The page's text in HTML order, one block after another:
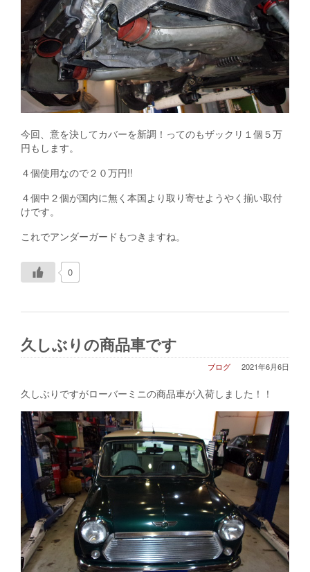
今回、意を決してカバーを新調！ってのもザックリ１個５万
円もします。
４個使用なので２０万円!!
４個中２個が国内に無く本国より取り寄せようやく揃い取付
けです。
これでアンダーガードもつきますね。
0
久しぶりの商品車です
2021年6月6日
ブログ
久しぶりですがローバーミニの商品車が入荷しました！！